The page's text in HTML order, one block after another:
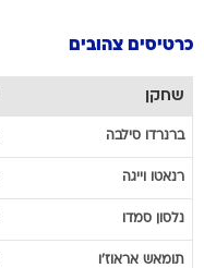
כרטיסים צהובים
שחקן
ברנרדו סילבה
רנאטו וייגה
נלסון סמדו
תומאש אראוז'ו